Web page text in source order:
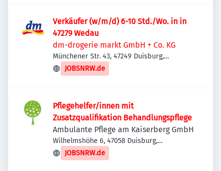
Verkäufer (w/m/d) 6-10 Std./Wo. in in
47279 Wedau
dm-drogerie markt GmbH + Co. KG
Münchener Str. 43, 47249 Duisburg,
Deutschland
JOBSNRW.de
Pflegehelfer/innen mit
Zusatzqualifikation Behandlungspflege
Ambulante Pflege am Kaiserberg GmbH
Wilhelmshöhe 6, 47058 Duisburg,
Deutschland
JOBSNRW.de